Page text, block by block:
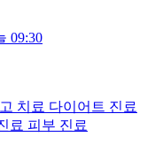
09:30
치료 다이어트 진료
료 피부 진료